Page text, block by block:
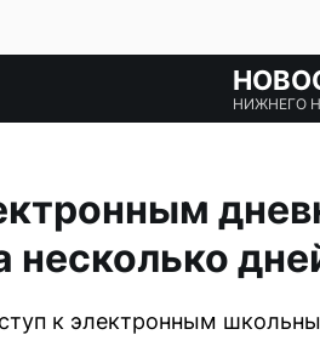
НИЖНЕГО
несколько
к электронным